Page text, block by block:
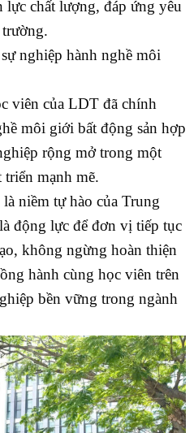
lực chất lượng, đáp ứng yêu
trường.
nghiệp hành nghề môi
viên của LDT đã chính
môi giới bất động sản hợp
rộng mở trong một
mạnh mẽ.
niềm tự hào của Trung
động lực để đơn vị tiếp tục
không ngừng hoàn thiện
hành cùng học viên trên
bền vững trong ngành